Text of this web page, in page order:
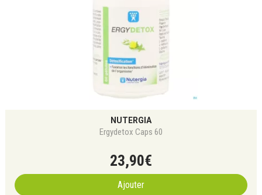
NUTERGIA
Ergydetox Caps 60
23,90€
Ajouter